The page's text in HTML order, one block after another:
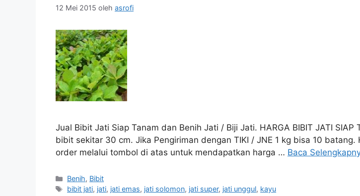
12 Mei 2015 oleh asrofi
Jual Bibit Jati Siap Tanam dan Benih Jati / Biji Jati. HARGA BIBIT JATI
bibit sekitar 30 cm. Jika Pengiriman dengan TIKI / JNE 1 kg bisa 10
order melalui tombol di atas untuk mendapatkan harga … Baca
Kategori
Benih, Bibit
Tag
bibit jati, jati, jati emas, jati solomon, jati super, jati unggul, kayu